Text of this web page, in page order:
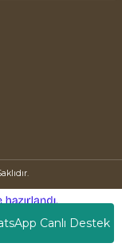
Canlı Destek